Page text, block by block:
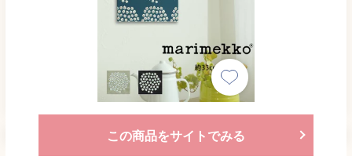
この商品をサイトでみる